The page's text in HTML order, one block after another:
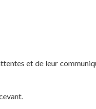
et de leur